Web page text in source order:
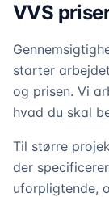
VVS
starter
og prisen. Vi
hvad du skal
Til større
der
uforpligtende,